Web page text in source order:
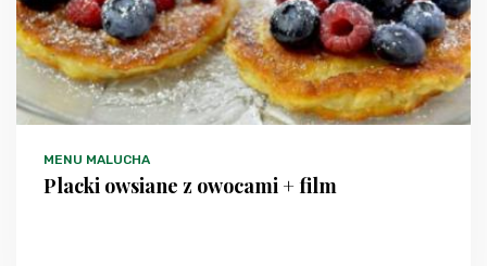
MENU MALUCHA
Placki owsiane z owocami + film